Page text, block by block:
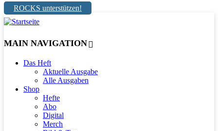
ROCKS unterstützen!
MAIN NAVIGATION
Das Heft
Aktuelle Ausgabe
Alle Ausgaben
Shop
Hefte
Abo
Digital
Merch